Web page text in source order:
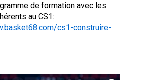
de formation avec les
au CS1:
cs1-construire-